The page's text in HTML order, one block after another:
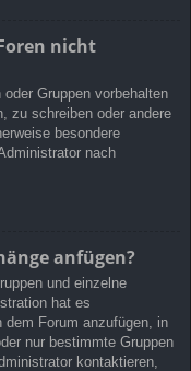
nicht
Gruppen vorbehalten
zu schreiben oder andere
besondere
nach
anfügen?
und einzelne
hat es
dem Forum anzufügen, in
nur bestimmte Gruppen
kontaktieren,